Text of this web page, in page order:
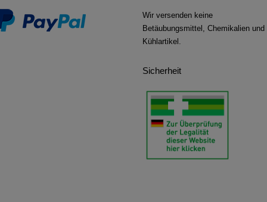
Wir versenden keine
Betäubungsmittel, Chemikalien und
Kühlartikel.
Sicherheit